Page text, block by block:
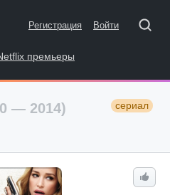
Регистрация Войти
премьеры
— 2014) сериал